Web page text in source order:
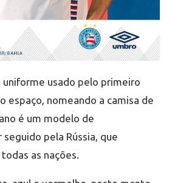
uniforme usado pelo primeiro
espaço, nomeando a camisa de
é um modelo de
pela Rússia, que
as nações.